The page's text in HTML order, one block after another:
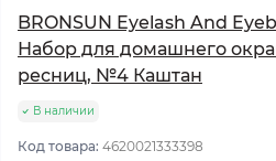
BRONSUN Eyelash And
Набор для домашнего
ресниц, №4 Каштан
В наличии
Код товара: 4620021333398